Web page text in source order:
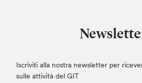
Iscriviti alla nostra newsletter per
sulle attività del GIT